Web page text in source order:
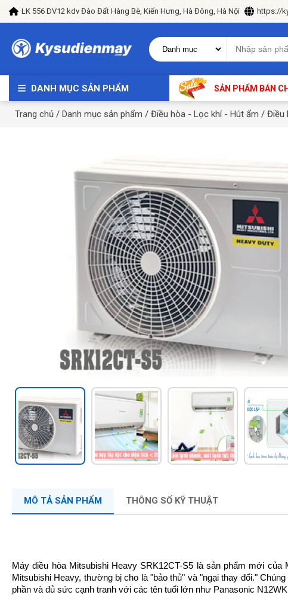
LK 556 DV12 kdv Đào Đất Hàng Bè, Kiến Hưng, Hà Đông, Hà Nội https://
DANH MỤC SẢN PHẨM SẢN PHẨM BÁN
Trang chủ / Danh mục sản phẩm / Điều hòa - Lọc khí - Hút ẩm / Điều
MÔ TẢ SẢN PHẨM THÔNG SỐ KỸ THUẬT
Máy điều hòa Mitsubishi Heavy SRK12CT-S5 là sản phẩm mới
Mitsubishi Heavy, thường bị cho là "bảo thủ" và "ngại thay đổi."
phần và đủ sức cạnh tranh với các tên tuổi lớn như Panasonic